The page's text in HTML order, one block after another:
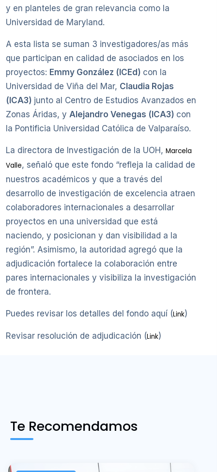
y en planteles de gran relevancia como la
Universidad de Maryland.
A esta lista se suman 3 investigadores/as más
que participan en calidad de asociados en los
proyectos: Emmy González (ICEd) con la
Universidad de Viña del Mar, Claudia Rojas
(ICA3) junto al Centro de Estudios Avanzados en
Zonas Áridas, y Alejandro Venegas (ICA3) con
la Pontificia Universidad Católica de Valparaíso.
La directora de Investigación de la UOH, Marcela
Valle, señaló que este fondo “refleja la calidad de
nuestros académicos y que a través del
desarrollo de investigación de excelencia atraen
colaboradores internacionales a desarrollar
proyectos en una universidad que está
naciendo, y posicionan y dan visibilidad a la
región”. Asimismo, la autoridad agregó que la
adjudicación fortalece la colaboración entre
pares internacionales y visibiliza la investigación
de frontera.
Puedes revisar los detalles del fondo aquí (Link)
Revisar resolución de adjudicación (Link)
Te Recomendamos